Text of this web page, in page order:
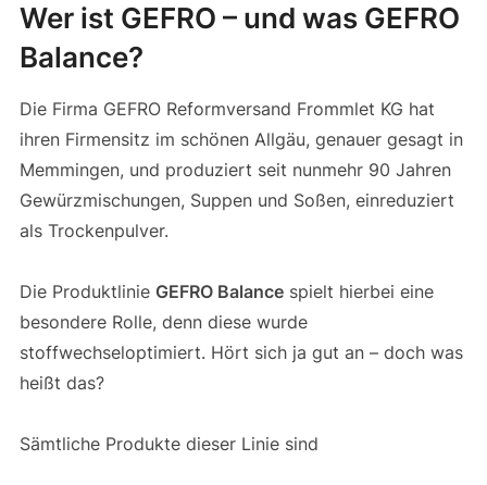
Wer ist GEFRO – und was GEFRO
Balance?
Die Firma GEFRO Reformversand Frommlet KG hat
ihren Firmensitz im schönen Allgäu, genauer gesagt in
Memmingen, und produziert seit nunmehr 90 Jahren
Gewürzmischungen, Suppen und Soßen, einreduziert
als Trockenpulver.
Die Produktlinie GEFRO Balancespielt hierbei eine
besondere Rolle, denn diese wurde
stoffwechseloptimiert. Hört sich ja gut an – doch was
heißt das?
Sämtliche Produkte dieser Linie sind